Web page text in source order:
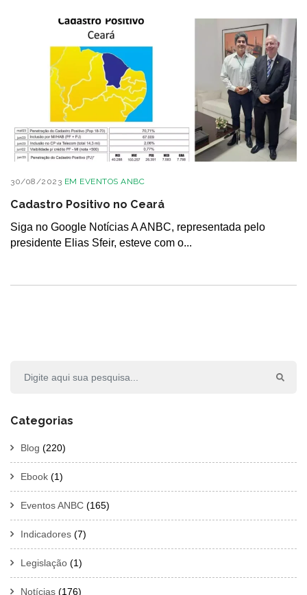
30/08/2023 EM EVENTOS ANBC
Cadastro Positivo no Ceará
Siga no Google Notícias A ANBC, representada pelo
presidente Elias Sfeir, esteve com o...
Categorias
Blog (220)
Ebook (1)
Eventos ANBC (165)
Indicadores (7)
Legislação (1)
Notícias (176)